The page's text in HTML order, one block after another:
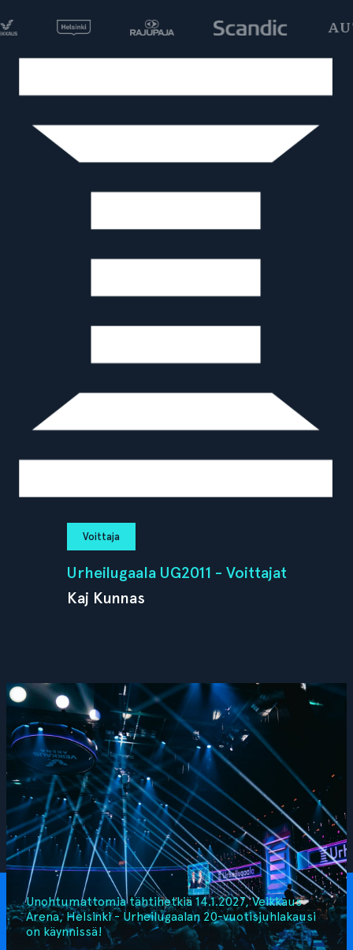
Voittaja
Urheilugaala UG2011 - Voittajat
Kaj Kunnas
Unohtumattomia tähtihetkiä 14.1.2027, Veikkaus
Arena, Helsinki - Urheilugaalan 20-vuotisjuhlakausi
on käynnissä!